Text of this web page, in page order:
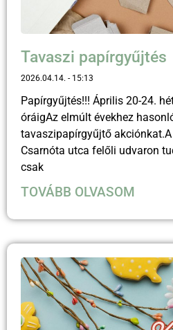
Tavaszi papírgyűjtés
2026.04.14. 15:13
Papírgyűjtés!!! Április 20-24.
óráigAz elmúlt évekhez
tavaszipapírgyűjtő
Csarnóta utca felőli udvaron
csak
TOVÁBB OLVASOM